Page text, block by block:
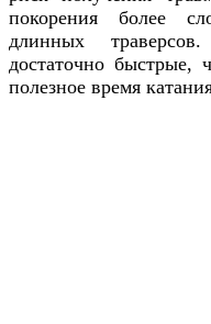
покорения более
длинных
достаточно быстрые,
полезное время